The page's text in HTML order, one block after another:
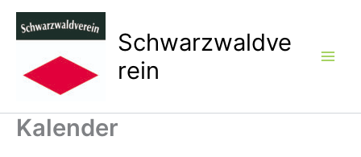
Zum
Inhalt
Schwarzwaldve
rein
Kalender